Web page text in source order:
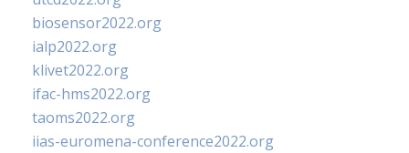
biosensor2022.org
ialp2022.org
klivet2022.org
ifac-hms2022.org
taoms2022.org
iias-euromena-conference2022.org